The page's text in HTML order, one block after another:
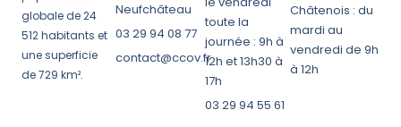
globale de 24
512 habitants et
une superficie
de 729 km².
Neufchâteau
03 29 94 08 77
contact@ccov.fr
toute la
journée : 9h à
12h et 13h30 à
17h
03 29 94 55 61
Châtenois : du
mardi au
vendredi de 9h
à 12h